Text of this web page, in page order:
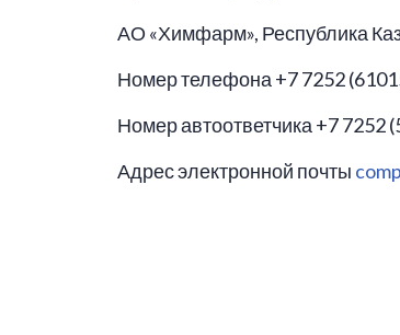
АО «Химфарм», Республика
Номер телефона +7 7252
Номер автоответчика +7 7252
Адрес электронной почты